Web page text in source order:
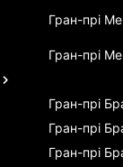
Гран-прі
Гран-прі
Гран-прі
Гран-прі
Гран-прі